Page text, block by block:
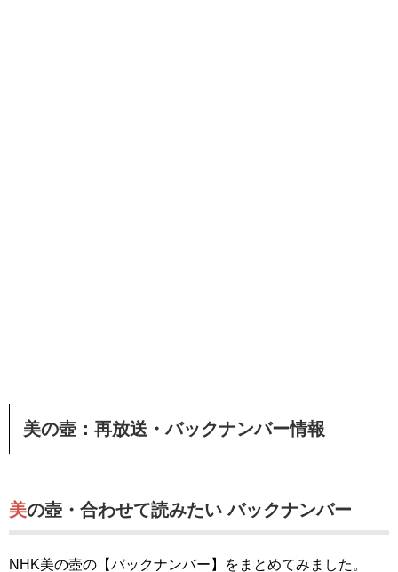
美の壺：再放送・バックナンバー情報
美の壺・合わせて読みたい バックナンバー
NHK美の壺の【バックナンバー】をまとめてみました。